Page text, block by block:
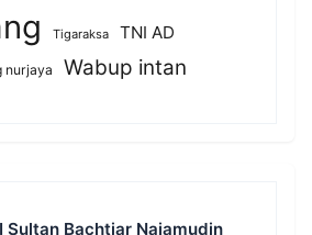
Tigaraksa
TNI AD
nurjaya Wabup intan
Sultan Bachtiar Najamudin